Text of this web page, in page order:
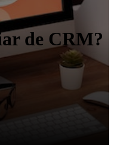
de CRM?